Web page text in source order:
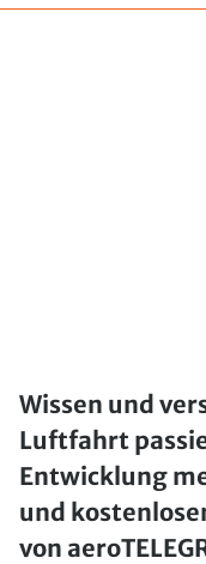
Wissen und
Luftfahrt
Entwicklung
und
von